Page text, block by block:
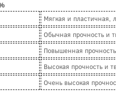
Мягкая и пластичная,
Обычная прочность и
Повышенная
Высокая прочность и
Очень высокая